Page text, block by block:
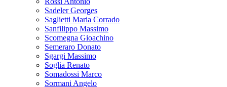
Sadeler Georges
Saglietti Maria Corrado
Sanfilippo Massimo
Scomegna Gioachino
Semeraro Donato
Sgargi Massimo
Soglia Renato
Somadossi Marco
Sormani Angelo